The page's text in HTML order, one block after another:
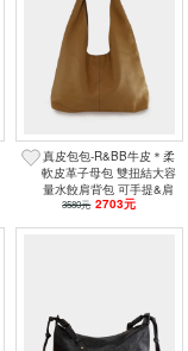
真皮包包-R&BB牛皮＊柔
軟皮革子母包 雙扭結大容
量水餃肩背包 可手提&肩
背-杏棕
3580元 2703元